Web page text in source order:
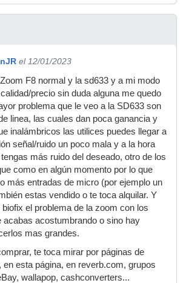
el 12/01/2023
F8 normal y la sd633 y a mi modo
precio sin duda alguna me quedo
problema que le veo a la SD633 son
linea, las cuales dan poca ganancia y
inalámbricos las utilices puedes llegar a
señal/ruido un poco mala y a la hora
más ruido del deseado, otro de los
como en algún momento por lo que
más entradas de micro (por ejemplo un
estas vendido o te toca alquilar. Y
el problema de la zoom con los
acabas acostumbrando o sino hay
mas grandes.
te toca mirar por páginas de
en esta página, en reverb.com, grupos
wallapop, cashconverters...